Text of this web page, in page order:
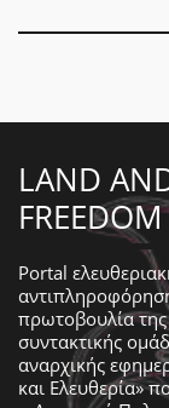
LAND
FREEDOM
Portal
πρωτοβουλία της
συντακτικής
αναρχικής
και Ελευθερία»